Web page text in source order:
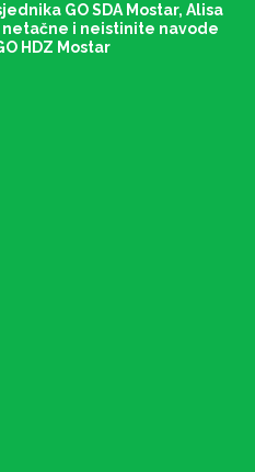
GO SDA Mostar, Alisa
netačne i neistinite navode
HDZ Mostar